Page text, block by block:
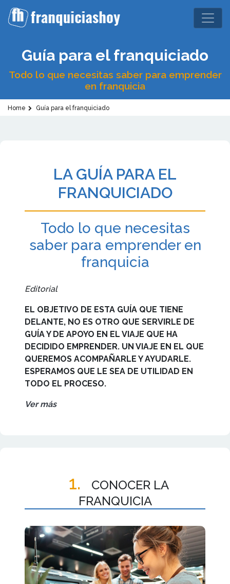
Guía para el franquiciado
Todo lo que necesitas saber para emprender
en franquicia
Home Guía para el franquiciado
LA GUÍA PARA EL
FRANQUICIADO
Todo lo que necesitas
saber para emprender en
franquicia
Editorial
EL OBJETIVO DE ESTA GUÍA QUE TIENE
DELANTE, NO ES OTRO QUE SERVIRLE DE
GUÍA Y DE APOYO EN EL VIAJE QUE HA
DECIDIDO EMPRENDER. UN VIAJE EN EL QUE
QUEREMOS ACOMPAÑARLE Y AYUDARLE.
ESPERAMOS QUE LE SEA DE UTILIDAD EN
TODO EL PROCESO.
Ver más
1.
CONOCER LA
FRANQUICIA